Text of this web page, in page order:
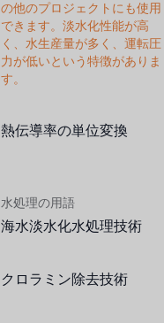
の他のプロジェクトにも使用
できます。淡水化性能が高
く、水生産量が多く、運転圧
力が低いという特徴がありま
す。
熱伝導率の単位変換
水処理の用語
海水淡水化水処理技術
クロラミン除去技術